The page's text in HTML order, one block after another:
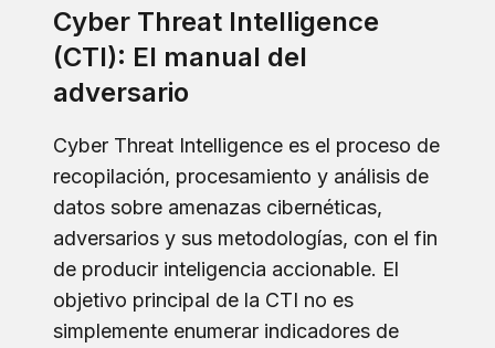
Cyber Threat Intelligence
(CTI): El manual del
adversario
Cyber Threat Intelligence es el proceso de
recopilación, procesamiento y análisis de
datos sobre amenazas cibernéticas,
adversarios y sus metodologías, con el fin
de producir inteligencia accionable. El
objetivo principal de la CTI no es
simplemente enumerar indicadores de